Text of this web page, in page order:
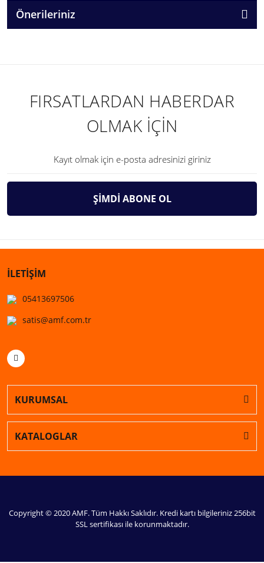
Önerileriniz
FIRSATLARDAN HABERDAR
OLMAK İÇİN
ŞİMDİ ABONE OL
İLETİŞİM
05413697506
satis@amf.com.tr
KURUMSAL
KATALOGLAR
Copyright © 2020 AMF. Tüm Hakkı Saklıdır. Kredi kartı bilgileriniz 256bit
SSL sertifikası ile korunmaktadır.